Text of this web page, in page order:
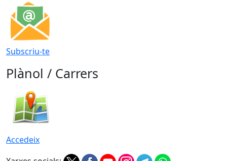
Subscriu-te
Plànol / Carrers
Accedeix